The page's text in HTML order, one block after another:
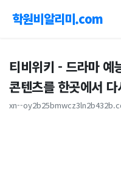
학원비알리미.com
티비위키 - 드라마 예
콘텐츠를 한곳에서
xn--